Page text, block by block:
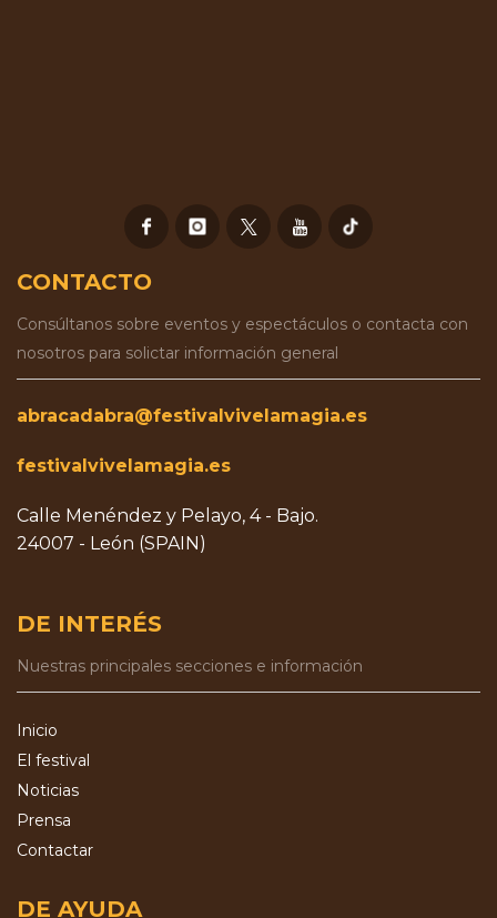
CONTACTO
Consúltanos sobre eventos y espectáculos o contacta con
nosotros para solictar información general
abracadabra@festivalvivelamagia.es
festivalvivelamagia.es
Calle Menéndez y Pelayo, 4 - Bajo.
24007 - León (SPAIN)
DE INTERÉS
Nuestras principales secciones e información
Inicio
El festival
Noticias
Prensa
Contactar
DE AYUDA